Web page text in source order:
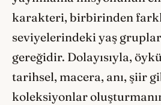
karakteri, birbirinden
seviyelerindeki yaş
gereğidir. Dolayısıyla,
tarihsel, macera, anı, şiir
koleksiyonlar